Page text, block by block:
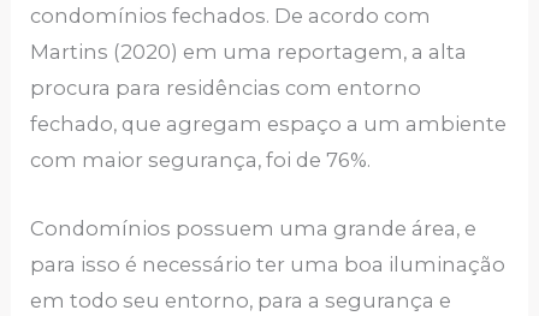
condomínios fechados. De acordo com
Martins (2020) em uma reportagem, a alta
procura para residências com entorno
fechado, que agregam espaço a um ambiente
com maior segurança, foi de 76%.
Condomínios possuem uma grande área, e
para isso é necessário ter uma boa iluminação
em todo seu entorno, para a segurança e